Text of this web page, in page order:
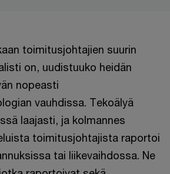
toimitusjohtajien suurin
on, uudistuuko heidän
nopeasti
vauhdissa. Tekoälyä
laajasti, ja kolmannes
toimitusjohtajista raportoi
tai liikevaihdossa. Ne